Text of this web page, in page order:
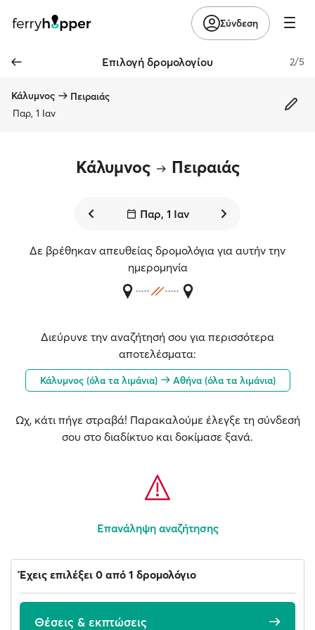
Σύνδεση
Επιλογή δρομολογίου 2/5
Κάλυμνος
Πειραιάς
Παρ, 1 Ιαν
Κάλυμνος Πειραιάς
Παρ, 1 Ιαν
Δε βρέθηκαν απευθείας δρομολόγια για αυτήν την
ημερομηνία
Διεύρυνε την αναζήτησή σου για περισσότερα
αποτελέσματα:
Κάλυμνος (όλα τα λιμάνια) Αθήνα (όλα τα λιμάνια)
Ωχ, κάτι πήγε στραβά! Παρακαλούμε έλεγξε τη σύνδεσή
σου στο διαδίκτυο και δοκίμασε ξανά.
Επανάληψη αναζήτησης
Έχεις επιλέξει 0 από 1 δρομολόγιο
Θέσεις & εκπτώσεις